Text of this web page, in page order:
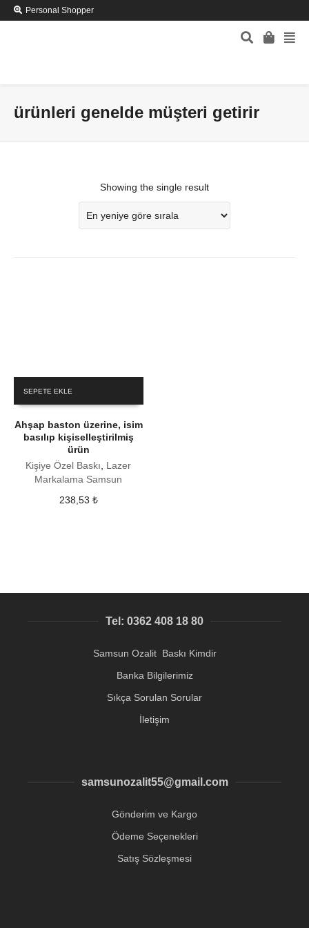
Personal Shopper
ürünleri genelde müşteri getirir
Showing the single result
SEPETE EKLE
Ahşap baston üzerine, isim
basılıp kişiselleştirilmiş
ürün
Kişiye Özel Baskı
Lazer
Markalama Samsun
238,53 ₺
Tel: 0362 408 18 80
Samsun Ozalit Baskı Kimdir
Banka Bilgilerimiz
Sıkça Sorulan Sorular
İletişim
samsunozalit55@gmail.com
Gönderim ve Kargo
Ödeme Seçenekleri
Satış Sözleşmesi